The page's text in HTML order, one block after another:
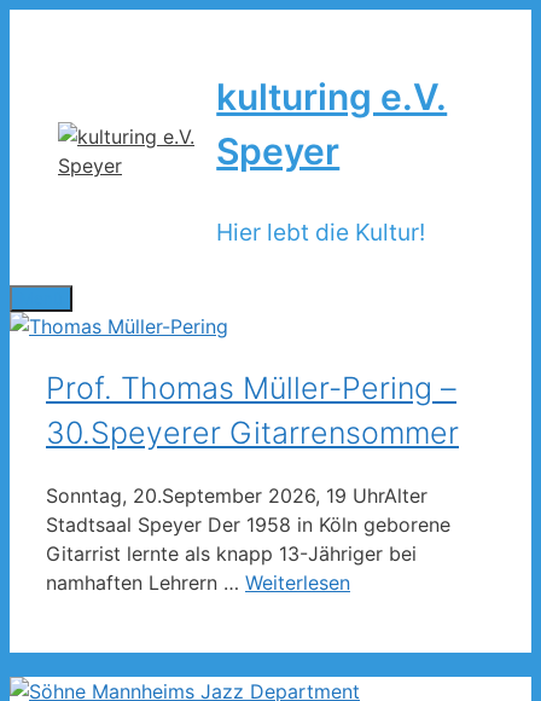
kulturing e.V.
Speyer
Hier lebt die Kultur!
Prof. Thomas Müller-Pering –
30.Speyerer Gitarrensommer
Sonntag, 20.September 2026, 19 UhrAlter
Stadtsaal Speyer Der 1958 in Köln geborene
Gitarrist lernte als knapp 13-Jähriger bei
namhaften Lehrern … Weiterlesen